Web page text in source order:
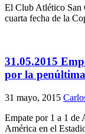
El Club Atlético San
cuarta fecha de la
31.05.2015
por la
31 mayo, 2015
Empate por 1 a 1 de
América en el